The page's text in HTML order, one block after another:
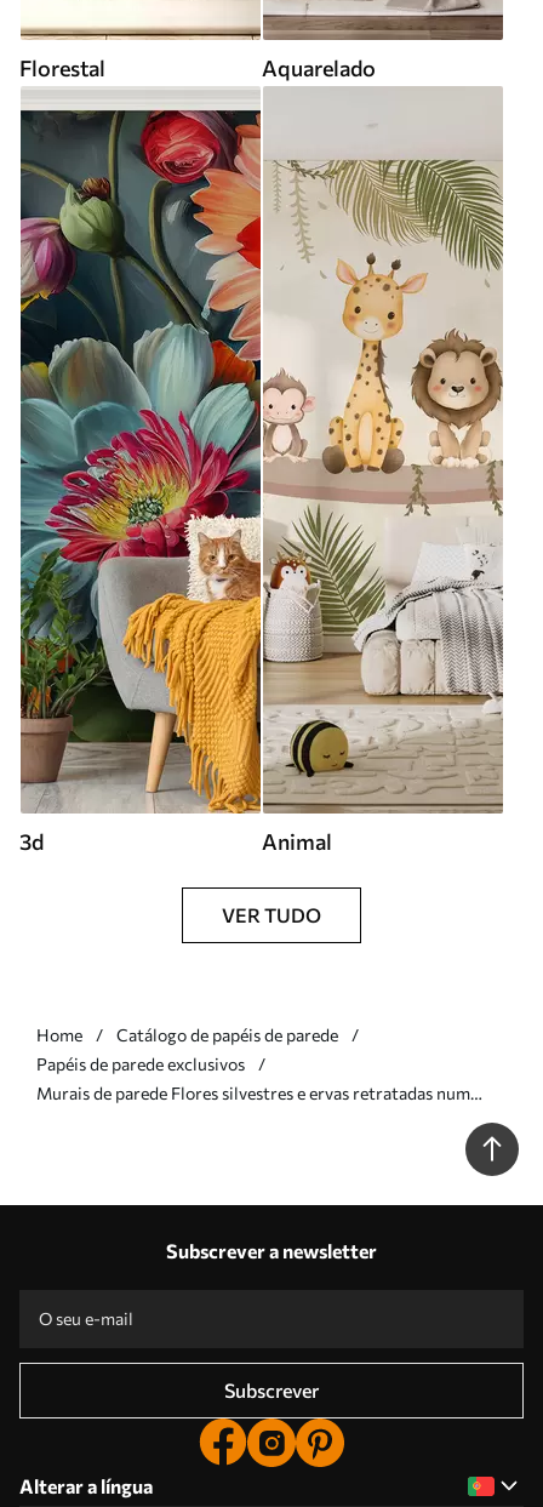
Florestal Aquarelado
3d Animal
VER TUDO
Home
Catálogo de papéis de parede
Papéis de parede exclusivos
Murais de parede Flores silvestres e ervas retratadas num
Subscrever a newsletter
Subscrever
Alterar a língua